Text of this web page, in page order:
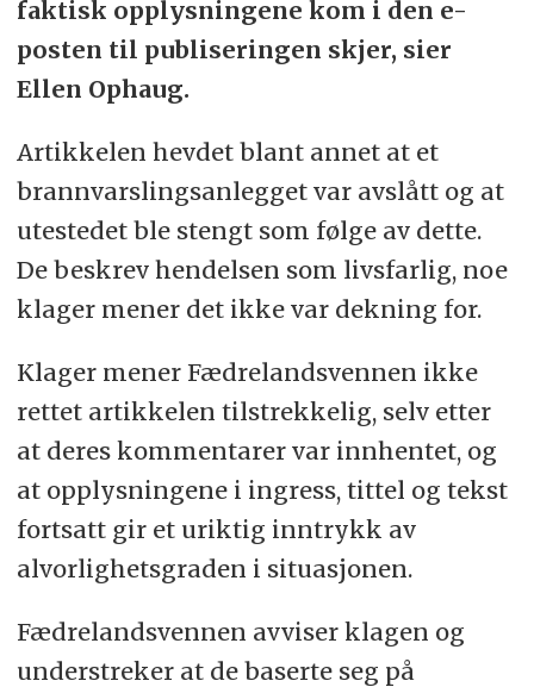
faktisk opplysningene kom i den e-
posten til publiseringen skjer, sier
Ellen Ophaug.
Artikkelen hevdet blant annet at et
brannvarslingsanlegget var avslått og at
utestedet ble stengt som følge av dette.
De beskrev hendelsen som livsfarlig, noe
klager mener det ikke var dekning for.
Klager mener Fædrelandsvennen ikke
rettet artikkelen tilstrekkelig, selv etter
at deres kommentarer var innhentet, og
at opplysningene i ingress, tittel og tekst
fortsatt gir et uriktig inntrykk av
alvorlighetsgraden i situasjonen.
Fædrelandsvennen avviser klagen og
understreker at de baserte seg på